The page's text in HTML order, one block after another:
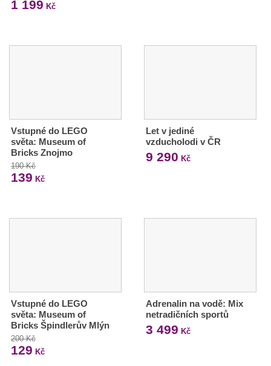
1 199 Kč
Vstupné do LEGO
světa: Museum of
Bricks Znojmo
190 Kč
139 Kč
Let v jediné
vzducholodi v ČR
9 290 Kč
Vstupné do LEGO
světa: Museum of
Bricks Špindlerův Mlýn
200 Kč
129 Kč
Adrenalin na vodě: Mix
netradičních sportů
3 499 Kč